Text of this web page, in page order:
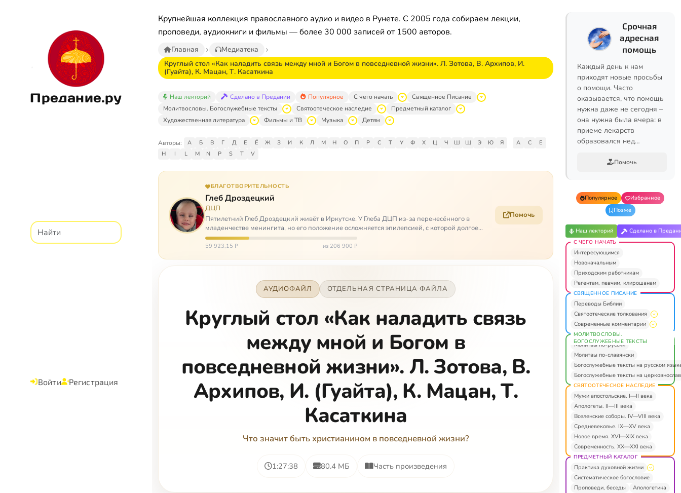
Предание.ру
Войти Регистрация
Крупнейшая коллекция православного аудио и видео в Рунете. С 2005 года собираем лекции,
проповеди, аудиокниги и фильмы — более 30 000 записей от 1500 авторов.
Главная
Медиатека
Круглый стол «Как наладить связь между мной и Богом в повседневной жизни». Л. Зотова, В. Архипов, И.
(Гуайта), К. Мацан, Т. Касаткина
Наш лекторий Сделано в Предании Популярное С чего начать
Священное Писание
Молитвословы. Богослужебные тексты
Святоотеческое наследие
Предметный каталог
Художественная литература
Фильмы и ТВ Музыка Детям
Авторы: А Б В Г Д Е Ё Ж З И К Л М Н О П Р С Т У Ф Х Ц Ч Ш Щ Э Ю Я | A C
E
H
I L M N P S T V
БЛАГОТВОРИТЕЛЬНОСТЬ
Глеб Дроздецкий
ДЦП
Пятилетний Глеб Дроздецкий живёт в Иркутске. У Глеба ДЦП из-за перенесённого в
младенчестве менингита, но его положение осложняется эпилепсией, с которой долгое
время была невозмож…
59 923,15 ₽ из 206 900 ₽
Помочь
АУДИОФАЙЛ ОТДЕЛЬНАЯ СТРАНИЦА ФАЙЛА
Круглый стол «Как наладить связь
между мной и Богом в
повседневной жизни». Л. Зотова, В.
Архипов, И. (Гуайта), К. Мацан, Т.
Касаткина
Что значит быть христианином в повседневной жизни?
1:27:38 80.4 МБ Часть произведения
Срочная
адресная
помощь
Каждый день к нам
приходят новые просьбы
о помощи. Часто
оказывается, что помощь
нужна даже не сегодня –
она нужна была вчера: в
приеме лекарств
образовался нед…
Помочь
Популярное
Избранное
Позже
Наш лекторий Сделано в
С ЧЕГО НАЧАТЬ
Интересующимся
Новоначальным
Приходским работникам
Регентам, певчим, клирошанам
СВЯЩЕННОЕ ПИСАНИЕ
Переводы Библии
Святоотеческие толкования
Современные комментарии
МОЛИТВОСЛОВЫ.
БОГОСЛУЖЕБНЫЕ ТЕКСТЫ
Молитвы по-русски
Молитвы по-славянски
Богослужебные тексты на русском
Богослужебные тексты на
СВЯТООТЕЧЕСКОЕ НАСЛЕДИЕ
Мужи апостольские. I—II века
Апологеты. II—III века
Вселенские соборы. IV—VIII века
Средневековье. IX—XV века
Новое время. XVI—XIX века
Современность. XX—XXI века
ПРЕДМЕТНЫЙ КАТАЛОГ
Практика духовной жизни
Систематическое богословие
Проповеди, беседы
Апологетика